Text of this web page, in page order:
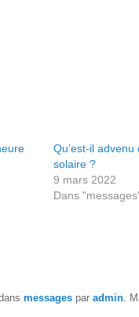
Qu’est-il
solaire ?
9 mars 2022
Dans
messages par admin .